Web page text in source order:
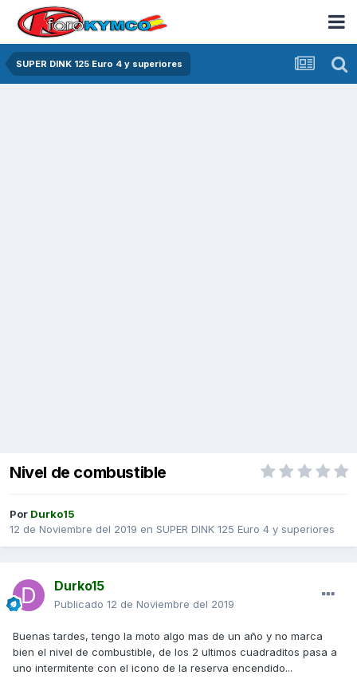
SUPER DINK 125 Euro 4 y superiores
Nivel de combustible
Por Durko15
12 de Noviembre del 2019 en SUPER DINK 125 Euro 4 y superiores
Durko15
Publicado 12 de Noviembre del 2019
Buenas tardes, tengo la moto algo mas de un año y no marca
bien el nivel de combustible, de los 2 ultimos cuadraditos pasa a
uno intermitente con el icono de la reserva encendido...